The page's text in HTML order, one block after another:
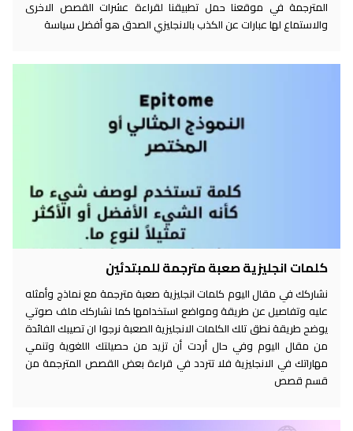
المترجمة في موقعنا حمل تطبيقنا لقراءة عشرات القصص الاخرى
والاستماع لها عبارات عن الكذب بالانجليزي الصدق هو أفضل سياسة
كلمات انجليزية صعبة مترجمة للمبتدئين
نشاركك في مقال اليوم كلمات انجليزية صعبة مترجمة مع نماذج وأمثله
عليه وتفاصيل عن طريقة ومواضع استخدامها كما نشاركك ملف صوتي
يوضح طريقة نطق تلك الكلمات الانجليزية الصعبة نرجوا ان تصيبك الفائدة
من مقال اليوم وفي حال أردت أن تزيد من حصيلتك اللغوية وتنمي
مهاراتك في الانجليزية فلا تتردد في قراءة بعض القصص المترجمة من
قسم قصص